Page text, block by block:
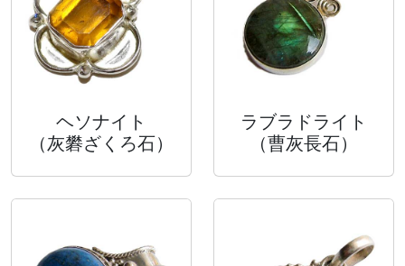
ヘソナイト
（灰礬ざくろ石）
ラブラドライト
（曹灰長石）